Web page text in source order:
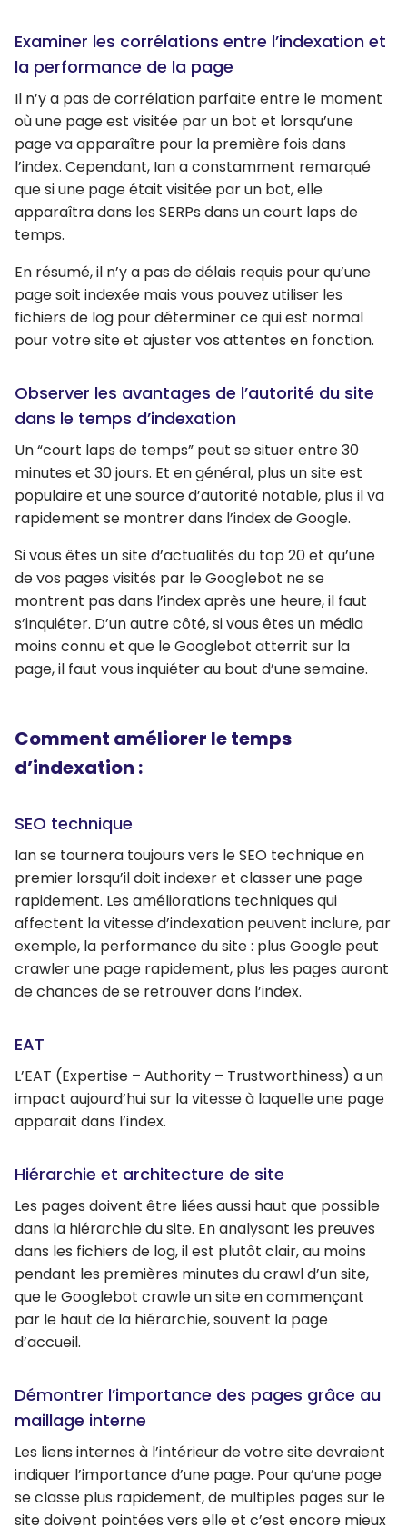
Examiner les corrélations entre l’indexation et
la performance de la page
Il n’y a pas de corrélation parfaite entre le moment
où une page est visitée par un bot et lorsqu’une
page va apparaître pour la première fois dans
l’index. Cependant, Ian a constamment remarqué
que si une page était visitée par un bot, elle
apparaîtra dans les SERPs dans un court laps de
temps.
En résumé, il n’y a pas de délais requis pour qu’une
page soit indexée mais vous pouvez utiliser les
fichiers de log pour déterminer ce qui est normal
pour votre site et ajuster vos attentes en fonction.
Observer les avantages de l’autorité du site
dans le temps d’indexation
Un “court laps de temps” peut se situer entre 30
minutes et 30 jours. Et en général, plus un site est
populaire et une source d’autorité notable, plus il va
rapidement se montrer dans l’index de Google.
Si vous êtes un site d’actualités du top 20 et qu’une
de vos pages visités par le Googlebot ne se
montrent pas dans l’index après une heure, il faut
s’inquiéter. D’un autre côté, si vous êtes un média
moins connu et que le Googlebot atterrit sur la
page, il faut vous inquiéter au bout d’une semaine.
Comment améliorer le temps
d’indexation :
SEO technique
Ian se tournera toujours vers le SEO technique en
premier lorsqu’il doit indexer et classer une page
rapidement. Les améliorations techniques qui
affectent la vitesse d’indexation peuvent inclure, par
exemple, la performance du site : plus Google peut
crawler une page rapidement, plus les pages auront
de chances de se retrouver dans l’index.
EAT
L’EAT (Expertise – Authority – Trustworthiness) a un
impact aujourd’hui sur la vitesse à laquelle une page
apparait dans l’index.
Hiérarchie et architecture de site
Les pages doivent être liées aussi haut que possible
dans la hiérarchie du site. En analysant les preuves
dans les fichiers de log, il est plutôt clair, au moins
pendant les premières minutes du crawl d’un site,
que le Googlebot crawle un site en commençant
par le haut de la hiérarchie, souvent la page
d’accueil.
Démontrer l’importance des pages grâce au
maillage interne
Les liens internes à l’intérieur de votre site devraient
indiquer l’importance d’une page. Pour qu’une page
se classe plus rapidement, de multiples pages sur le
site doivent pointées vers elle et c’est encore mieux